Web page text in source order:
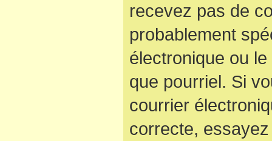
recevez pas de
probablement
électronique ou
que pourriel. Si
courrier
correcte,